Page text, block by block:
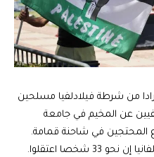
من شرطة فيلادلفيا مسلحين
عن المخيم في جامعة
المحتجين في شاحنة قمامة.
شخصا اعتقلوا.